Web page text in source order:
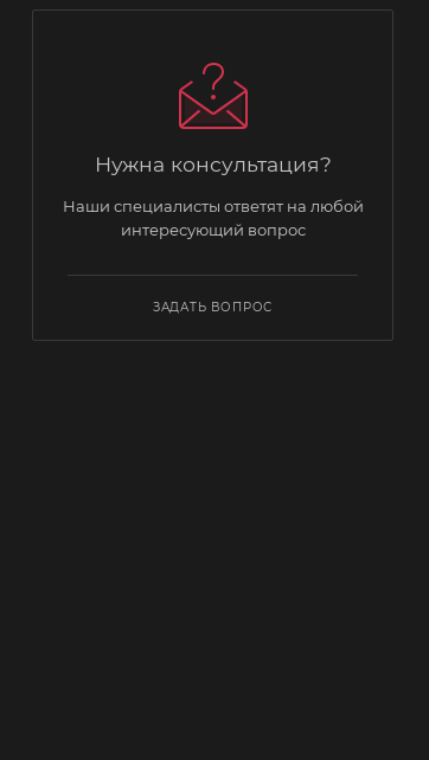
Нужна консультация?
Наши специалисты ответят на любой
интересующий вопрос
ЗАДАТЬ ВОПРОС